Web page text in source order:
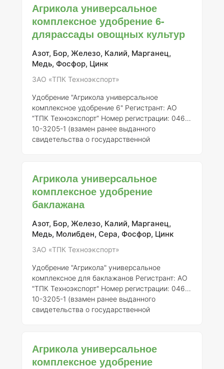
представляет собой гранулированное
минеральное удобрение, специально
разработанное для обеспечения оптимального
питания огурцов и других овощных культур.
Продукт обеспечивает сбалансированное
поступление макро- и микроэлементов,
Агрикола универсальное
комплексное удобрение 6-
длярассады овощных культур
Азот, Бор, Железо, Калий, Марганец,
Медь, Фосфор, Цинк
ЗАО «ТПК Техноэкспорт»
Удобрение "Агрикола универсальное
комплексное удобрение 6" Регистрант: АО
“ТПК Техноэкспорт” Номер регистрации: 046-
10-3205-1 (взамен ранее выданного
свидетельства о государственной
собой минеральное удобрение,
предназначенное для использования в
агрономии, особенно для подкормки рассады
необходимыми макро- и микроэлементами,
способствуя их здоровому росту и развитию.
Агрикола универсальное
комплексное удобрение
баклажана
Азот, Бор, Железо, Калий, Марганец,
Медь, Молибден, Сера, Фосфор, Цинк
ЗАО «ТПК Техноэкспорт»
Удобрение "Агрикола" универсальное
комплексное для баклажанов Регистрант: АО
"ТПК Техноэкспорт" Номер регистрации: 046-
10-3205-1 (взамен ранее выданного
свидетельства о государственной
удобрением, разработанным для повышения
урожайности и улучшения качества плодов
Агрикола универсальное
комплексное удобрение